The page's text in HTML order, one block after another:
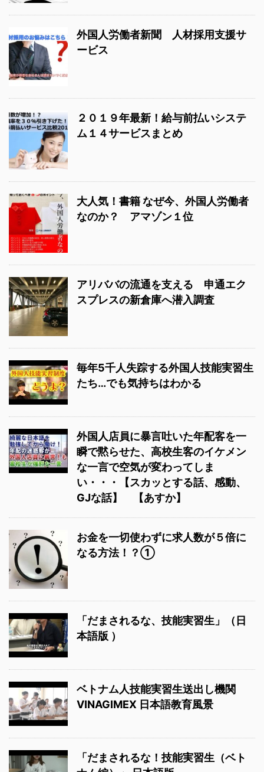
外国人労働者新聞 人材採用支援サ
ービス
２０１９年最新！給与前払いシステ
ム１４サービスまとめ
大人気！書籍 なぜ今、外国人労働者
なのか？ アマゾン１位
アリババの流通を支える 申通エク
スプレスの新倉庫へ潜入調査
毎年5千人失踪する外国人技能実習生
たち…でも気持ちはわかる
外国人店員に暴言吐いた年配客を一
瞬で黙らせた、高校生客のイケメン
な一言で空気が変わってしま
い・・・【スカッとする話、感動、
GJな話】 【あすか】
お金を一切使わずに求人数が５倍に
なる方法！？①
「だまされるな、技能実習生」（日
本語版 ）
ベトナム人技能実習生送出し機関
VINAGIMEX 日本語教育風景
「だまされるな！技能実習生（ベト